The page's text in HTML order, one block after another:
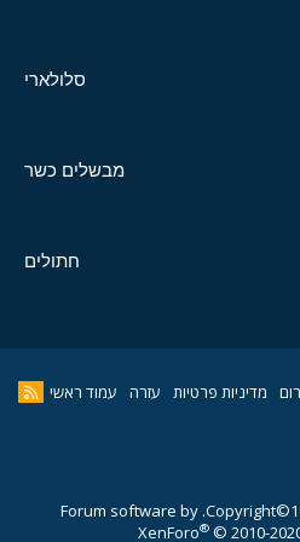
סלולארי
מבשלים כשר
חתולים
מדיניות פרטיות עזרה עמוד ראשי
Forum software by
XenForo® © 2010-